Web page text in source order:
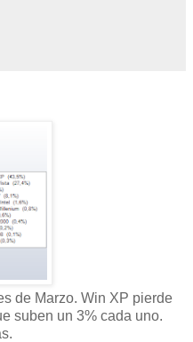
de Marzo. Win XP pierde
suben un 3% cada uno.